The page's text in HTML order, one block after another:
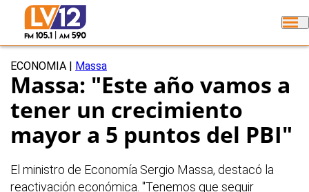
ECONOMIA Massa
Massa: "Este año vamos a
tener un crecimiento
mayor a 5 puntos del PBI"
El ministro de Economía Sergio Massa, destacó la
reactivación económica. "Tenemos que seguir